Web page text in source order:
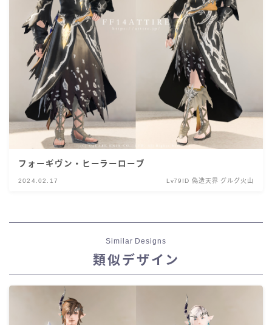
フォーギヴン・ヒーラーローブ
2024.02.17 Lv79ID 偽造天界 グルグ火山
Similar Designs
類似デザイン